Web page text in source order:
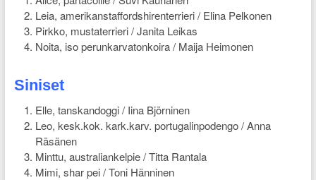
Leia, amerikanstaffordshirenterrieri / Elina Pelkonen
Pirkko, mustaterrieri / Janita Leikas
Noita, iso perunkarvatonkoira / Maija Heimonen
Siniset
Elle, tanskandoggi / Iina Björninen
Leo, kesk.kok. kark.karv. portugalinpodengo / Anna
Räsänen
Minttu, australiankelpie / Titta Rantala
Mimi, shar pei / Toni Hänninen